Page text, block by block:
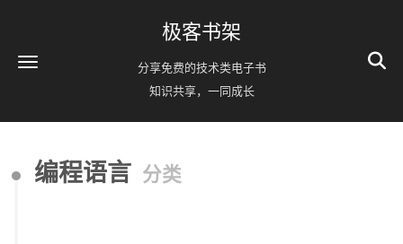
极客书架
分享免费的技术类电子书
知识共享，一同成长
编程语言 分类